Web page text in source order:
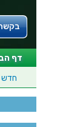
דף
חדש